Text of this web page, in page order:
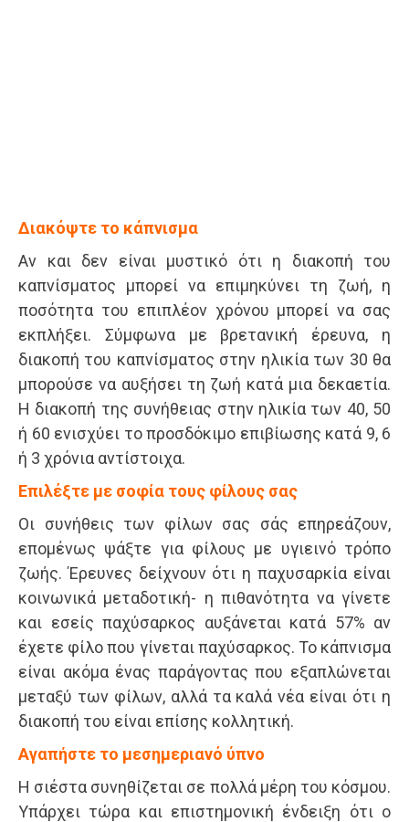
Διακόψτε το κάπνισμα
Αν και δεν είναι μυστικό ότι η διακοπή του
καπνίσματος μπορεί να επιμηκύνει τη ζωή, η
ποσότητα του επιπλέον χρόνου μπορεί να σας
εκπλήξει. Σύμφωνα με βρετανική έρευνα, η
διακοπή του καπνίσματος στην ηλικία των 30 θα
μπορούσε να αυξήσει τη ζωή κατά μια δεκαετία.
Η διακοπή της συνήθειας στην ηλικία των 40, 50
ή 60 ενισχύει το προσδόκιμο επιβίωσης κατά 9, 6
ή 3 χρόνια αντίστοιχα.
Επιλέξτε με σοφία τους φίλους σας
Οι συνήθεις των φίλων σας σάς επηρεάζουν,
επομένως ψάξτε για φίλους με υγιεινό τρόπο
ζωής. Έρευνες δείχνουν ότι η παχυσαρκία είναι
κοινωνικά μεταδοτική- η πιθανότητα να γίνετε
και εσείς παχύσαρκος αυξάνεται κατά 57% αν
έχετε φίλο που γίνεται παχύσαρκος. Το κάπνισμα
είναι ακόμα ένας παράγοντας που εξαπλώνεται
μεταξύ των φίλων, αλλά τα καλά νέα είναι ότι η
διακοπή του είναι επίσης κολλητική.
Αγαπήστε το μεσημεριανό ύπνο
Η σιέστα συνηθίζεται σε πολλά μέρη του κόσμου.
Υπάρχει τώρα και επιστημονική ένδειξη ότι ο